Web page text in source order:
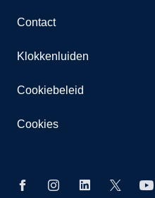
Contact
Klokkenluiden
Cookiebeleid
Cookies